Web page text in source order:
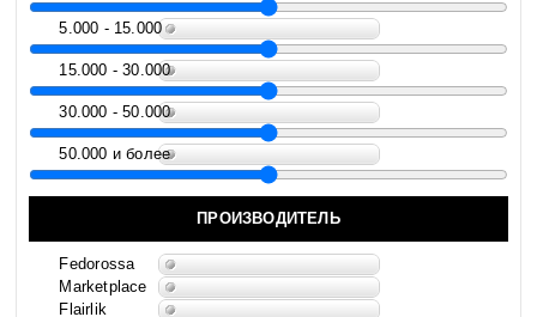
5.000 - 15.000
15.000 - 30.000
30.000 - 50.000
50.000 и более
ПРОИЗВОДИТЕЛЬ
Fedorossa
Marketplace
Flairlik